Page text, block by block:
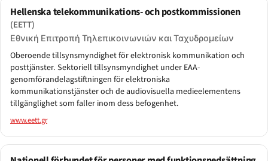
Hellenska telekommunikations- och postkommissionen
(EETT)
Εθνική Επιτροπή Τηλεπικοινωνιών και Ταχυδρομείων
Oberoende tillsynsmyndighet för elektronisk kommunikation och
posttjänster. Sektoriell tillsynsmyndighet under EAA-
genomförandelagstiftningen för elektroniska
kommunikationstjänster och de audiovisuella medieelementens
tillgänglighet som faller inom dess befogenhet.
www.eett.gr